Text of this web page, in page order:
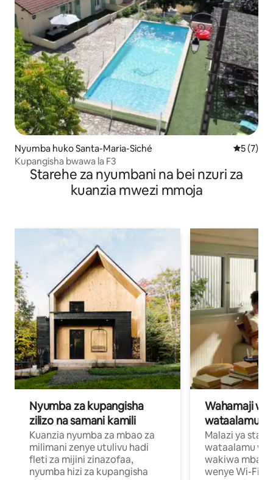
Nyumba huko Santa-Maria-Siché
5 (7)
Kupangisha bwawa la F3
Starehe za nyumbani na bei nzuri za
kuanzia mwezi mmoja
Nyumba za kupangisha
zilizo na samani kamili
Kuanzia nyumba za mbao za
milimani zenye utulivu hadi
fleti za mijini zinazofaa,
nyumba hizi za kupangisha
Wahamaji
wataalamu
Malazi ya
wataalamu
wakiwa mbali
wenye Wi-Fi